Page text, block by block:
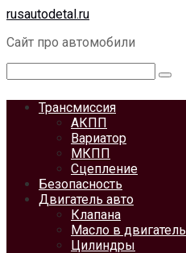
Перейти
контенту
rusautodetal.ru
Сайт про автомобили
Трансмиссия
АКПП
Вариатор
МКПП
Сцепление
Безопасность
Двигатель авто
Клапана
Масло в двигатель
Цилиндры